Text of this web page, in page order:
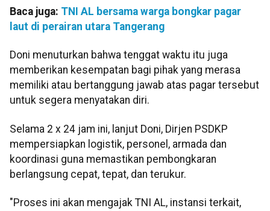
Baca juga: TNI AL bersama warga bongkar pagar
laut di perairan utara Tangerang
Doni menuturkan bahwa tenggat waktu itu juga
memberikan kesempatan bagi pihak yang merasa
memiliki atau bertanggung jawab atas pagar tersebut
untuk segera menyatakan diri.
Selama 2 x 24 jam ini, lanjut Doni, Dirjen PSDKP
mempersiapkan logistik, personel, armada dan
koordinasi guna memastikan pembongkaran
berlangsung cepat, tepat, dan terukur.
"Proses ini akan mengajak TNI AL, instansi terkait,